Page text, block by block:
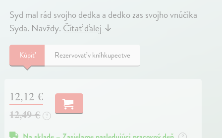
Syd mal rád svojho dedka a dedko zas svojho vnúčika
Syda. Navždy.Čítať ďalej↓
Kúpiť Rezervovať v kníhkupectve
12,12 €
12,49 €
?